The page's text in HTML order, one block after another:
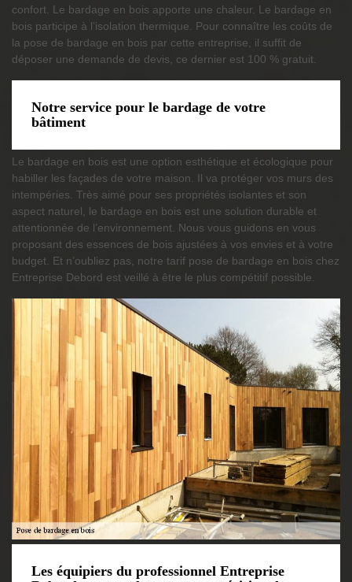
confort. Le bardage en bois apporte une chaleur. Le bardage en
bois participe à l’isolation thermique. Pour connaître les coûts de
la pose de bardage en bois par cette entreprise, il suffit de
déposer une demande de devis, ce dernier est 100 % gratuit.
Notre service pour le bardage de votre
bâtiment
Le bardage en bois est une option esthétique et écologique pour
habiller les façades de votre maison. Il va protéger vos murs des
intempéries. Très aimé pour ses propriétés isolantes et son
aspect naturel, le bardage en bois est une solution durable et
attentionnée de l’environnement. Nous vous guidons en vous
proposant des essences de bois ajustées à vos envies et à votre
budget. Et n’oubliez pas, notre tarif pose de bardage en bois chez
Entreprise Debord est veillé à être le plus compétitif possible.
Les équipiers du professionnel Entreprise